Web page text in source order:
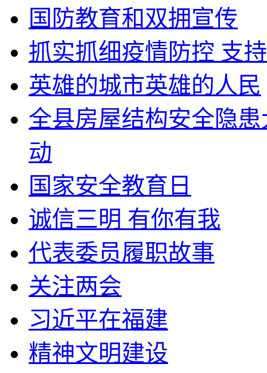
国防教育和双拥宣传
抓实抓细疫情防控 支
英雄的城市英雄的人民
全县房屋结构安全隐
动
国家安全教育日
诚信三明 有你有我
代表委员履职故事
关注两会
习近平在福建
精神文明建设